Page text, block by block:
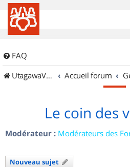
FAQ
UtagawaVTT (Randos VTT et VTTAE avec traces GPS)
Accueil forum
Le coin des
Modérateur : Modérateurs des
Nouveau sujet